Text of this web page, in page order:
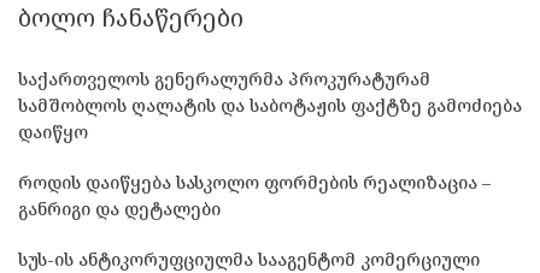
ᲑᲝᲚᲝ ᲩᲐᲜᲐᲬᲔᲠᲔᲑᲘ
საქართველოს გენერალურმა პროკურატურამ
სამშობლოს ღალატის და საბოტაჟის ფაქტზე გამოძიება
დაიწყო
როდის დაიწყება სასკოლო ფორმების რეალიზაცია –
განრიგი და დეტალები
სუს-ის ანტიკორუფციულმა სააგენტომ კომერციული